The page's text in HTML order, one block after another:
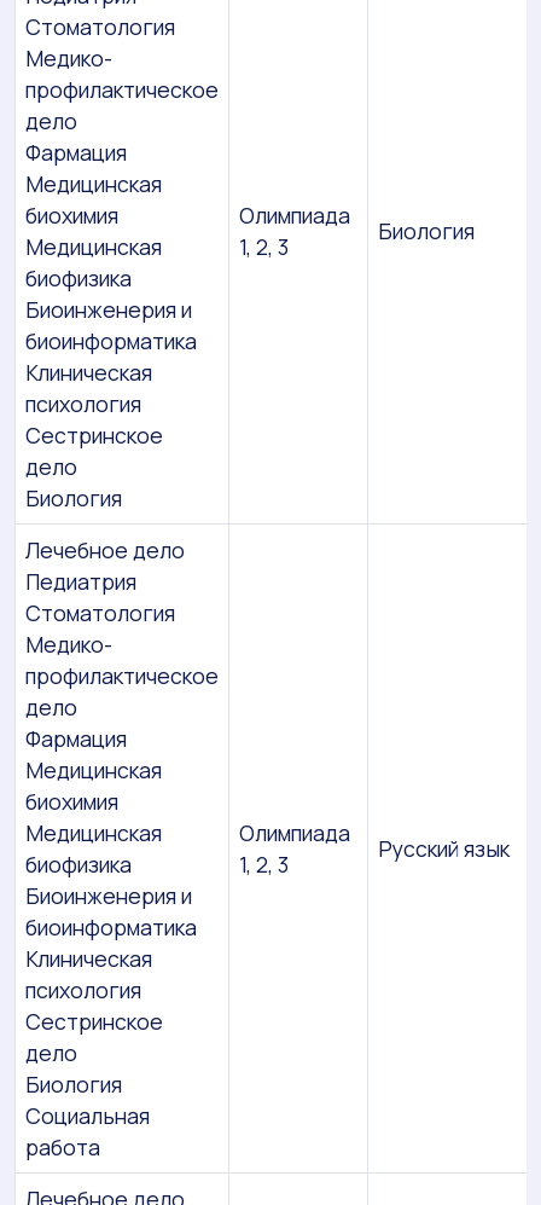
Стоматология
Медико-
профилактическое
дело
Фармация
Медицинская
биохимия
Медицинская
биофизика
Биоинженерия и
биоинформатика
Клиническая
психология
Сестринское
дело
Биология
Олимпиада
1, 2, 3
Биология
Лечебное дело
Педиатрия
Стоматология
Медико-
профилактическое
дело
Фармация
Медицинская
биохимия
Медицинская
биофизика
Биоинженерия и
биоинформатика
Клиническая
психология
Сестринское
дело
Биология
Социальная
работа
Олимпиада
1, 2, 3
Русский язык
Лечебное дело